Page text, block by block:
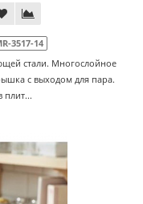
3517-14
стали. Многослойное
с выходом для пара.
плит...